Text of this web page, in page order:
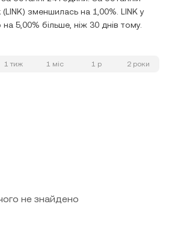
зменшилась на 1,00%. LINK у
5,00% більше, ніж 30 днів тому.
1 тиж 1 міс 1 р 2 роки
не знайдено